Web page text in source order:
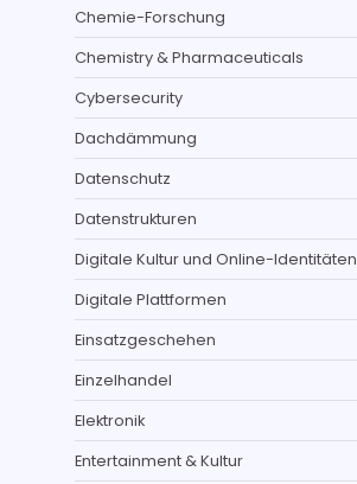
Chemie-Forschung
Chemistry & Pharmaceuticals
Cybersecurity
Dachdämmung
Datenschutz
Datenstrukturen
Digitale Kultur und Online-Identitäten
Digitale Plattformen
Einsatzgeschehen
Einzelhandel
Elektronik
Entertainment & Kultur